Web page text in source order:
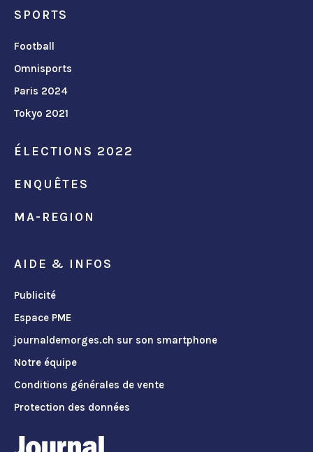
SPORTS
Football
Omnisports
Paris 2024
Tokyo 2021
ÉLECTIONS 2022
ENQUÊTES
MA-REGION
AIDE & INFOS
Publicité
Espace PME
journaldemorges.ch sur son smartphone
Notre équipe
Conditions générales de vente
Protection des données